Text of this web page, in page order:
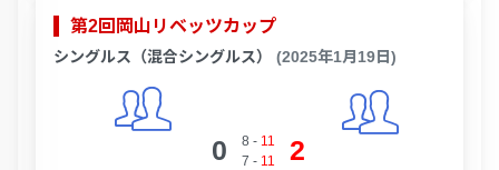
第2回岡山リベッツカップ
シングルス（混合シングルス） (2025年1月19日)
0 8 - 11
7 - 11 2